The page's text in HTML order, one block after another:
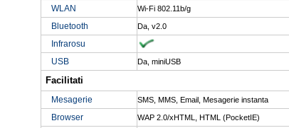
WLAN
Wi-Fi 802.11b/g
Bluetooth Da, v2.0
Infrarosu
USB
Da, miniUSB
Facilitati
Mesagerie SMS, MMS, Email, Mesagerie instanta
Browser WAP 2.0/xHTML, HTML (PocketIE)